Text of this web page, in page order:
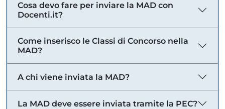
Cosa devo fare per inviare la MAD con
Docenti.it?
Come inserisco le Classi di Concorso nella
MAD?
A chi viene inviata la MAD?
La MAD deve essere inviata tramite la PEC?